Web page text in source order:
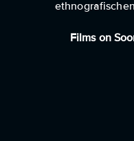
Films on